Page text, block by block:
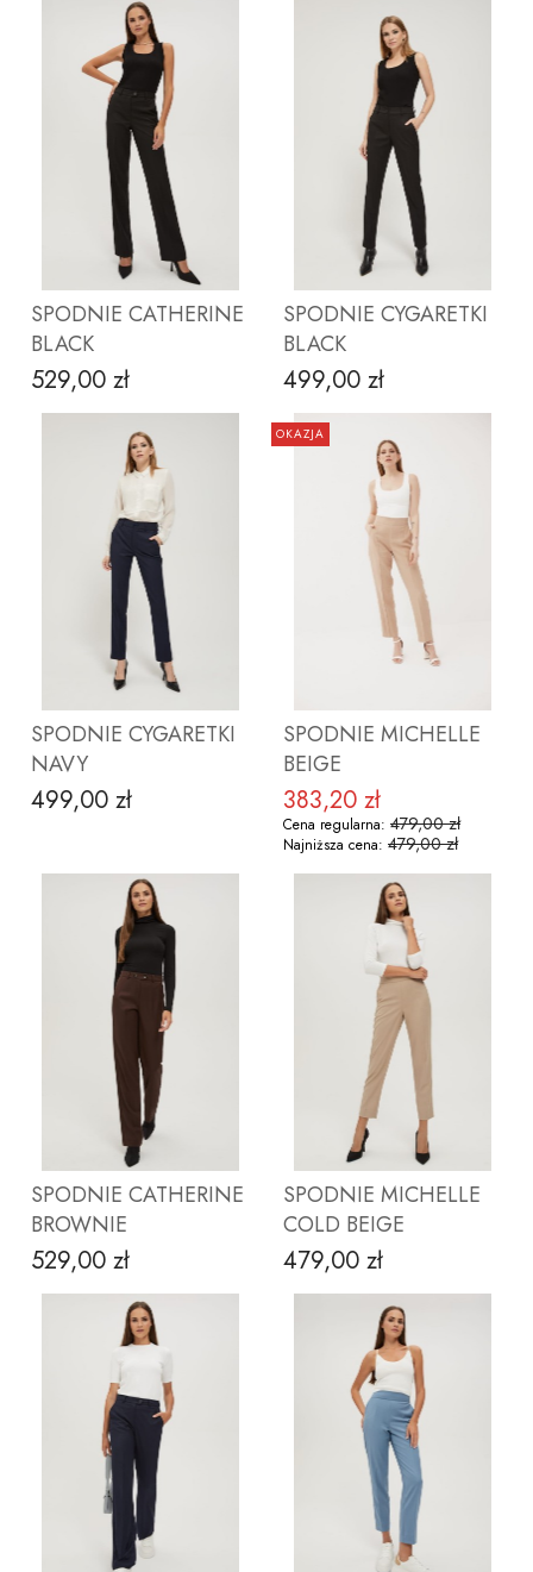
ZOBACZ PRODUKT ZOBACZ PRODUKT
SPODNIE CATHERINE
BLACK
Cena
529,00 zł
ZOBACZ PRODUKT
SPODNIE CYGARETKI
BLACK
Cena
499,00 zł
ZOBACZ PRODUKT
SPODNIE CYGARETKI
NAVY
Cena
499,00 zł
ZOBACZ PRODUKT
OKAZJA
SPODNIE MICHELLE
BEIGE
Cena promocyjna
383,20 zł
Cena regularna: 479,00 zł
Najniższa cena: 479,00 zł
ZOBACZ PRODUKT
SPODNIE CATHERINE
BROWNIE
Cena
529,00 zł
ZOBACZ PRODUKT
SPODNIE MICHELLE
COLD BEIGE
Cena
479,00 zł
ZOBACZ PRODUKT